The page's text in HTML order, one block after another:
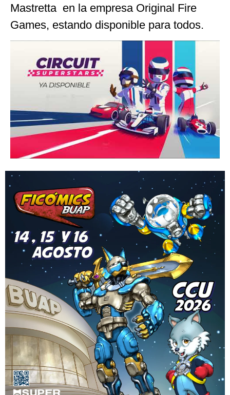
Mastretta en la empresa Original Fire
Games, estando disponible para todos.